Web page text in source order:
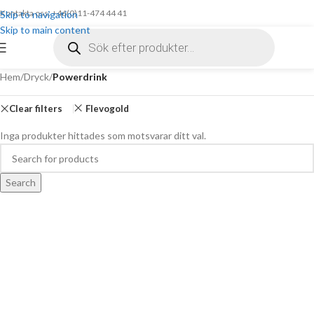
Skip to navigation
Skip to main content
Kontakta oss: +46(0)11-474 44 41
Hem/Dryck/Powerdrink
Clear filters Flevogold
Inga produkter hittades som motsvarar ditt val.
Search